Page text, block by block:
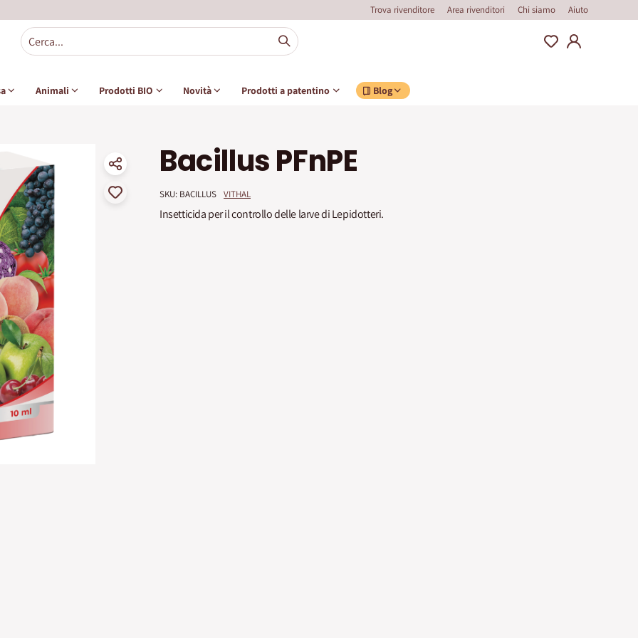
Trova rivenditore Area rivenditori Chi siamo Aiuto
Animali Prodotti BIO Novità Prodotti a patentino Blog
Bacillus PFnPE
SKU: BACILLUS VITHAL
Insetticida per il controllo delle larve di Lepidotteri.